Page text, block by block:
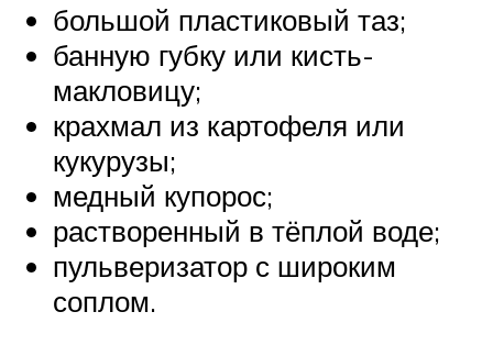
большой пластиковый таз;
банную губку или кисть-
макловицу;
крахмал из картофеля или
кукурузы;
медный купорос;
растворенный в тёплой воде;
пульверизатор с широким
соплом.